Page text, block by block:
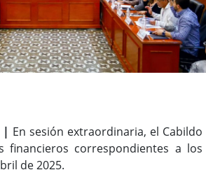
| En sesión extraordinaria, el Cabildo
financieros correspondientes a los
de 2025.